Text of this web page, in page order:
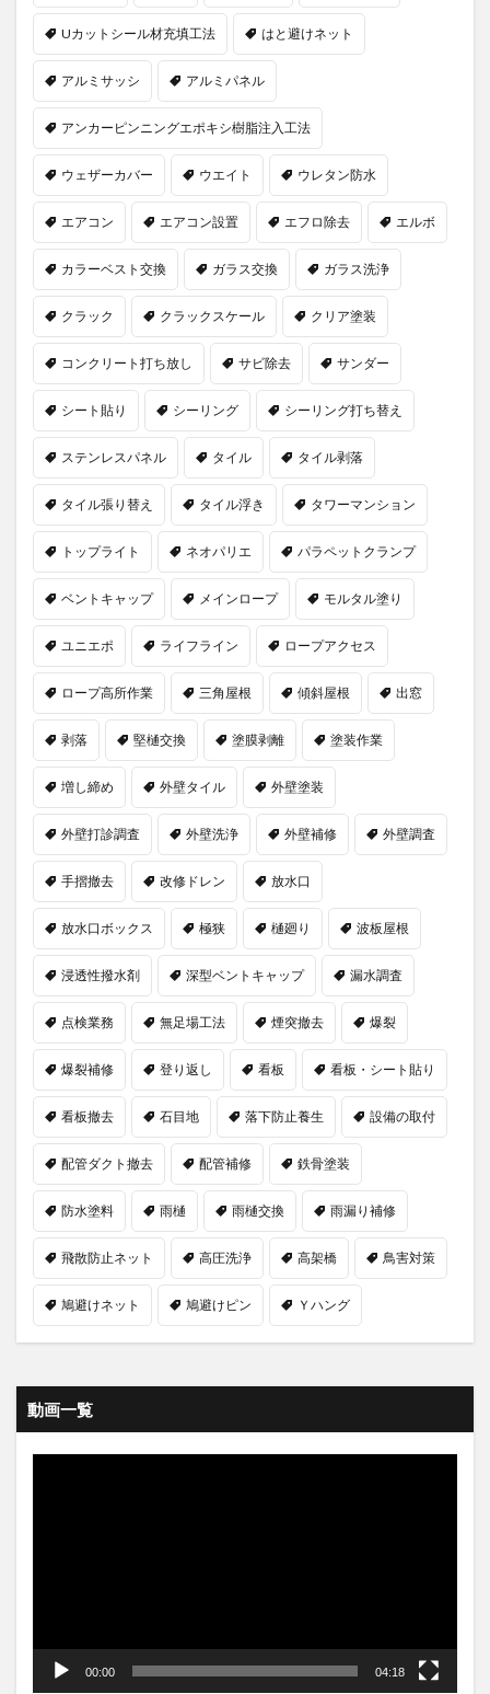
Uカットシール材充填工法 はと避けネット
アルミサッシ アルミパネル
アンカーピンニングエポキシ樹脂注入工法
ウェザーカバー ウエイト ウレタン防水
エアコン エアコン設置 エフロ除去 エルボ
カラーベスト交換 ガラス交換 ガラス洗浄
クラック クラックスケール クリア塗装
コンクリート打ち放し サビ除去 サンダー
シート貼り シーリング シーリング打ち替え
ステンレスパネル タイル タイル剥落
タイル張り替え タイル浮き タワーマンション
トップライト ネオパリエ パラペットクランプ
ベントキャップ メインロープ モルタル塗り
ユニエポ ライフライン ロープアクセス
ロープ高所作業 三角屋根 傾斜屋根 出窓
剥落 堅樋交換 塗膜剥離 塗装作業
増し締め 外壁タイル 外壁塗装
外壁打診調査 外壁洗浄 外壁補修 外壁調査
手摺撤去 改修ドレン 放水口
放水口ボックス 極狭 樋廻り 波板屋根
浸透性撥水剤 深型ベントキャップ 漏水調査
点検業務 無足場工法 煙突撤去 爆裂
爆裂補修 登り返し 看板 看板・シート貼り
看板撤去 石目地 落下防止養生 設備の取付
配管ダクト撤去 配管補修 鉄骨塗装
防水塗料 雨樋 雨樋交換 雨漏り補修
飛散防止ネット 高圧洗浄 高架橋 鳥害対策
鳩避けネット 鳩避けピン Ｙハング
動画一覧
動
00:00 04:18